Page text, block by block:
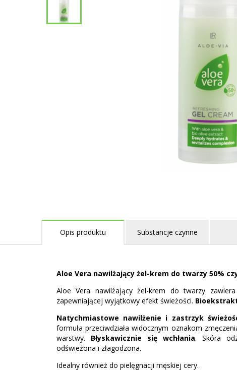
Opis produktu Substancje czynne
Aloe Vera nawilżający żel-krem do twarzy 50%
Aloe Vera nawilżający żel-krem do twarzy
zapewniającej wyjątkowy efekt świeżości.
Natychmiastowe nawilżenie i zastrzyk
formuła przeciwdziała widocznym oznakom
warstwy. Błyskawicznie się wchłania. Skóra
odświeżona i złagodzona.
Idealny również do pielęgnacji męskiej cery.